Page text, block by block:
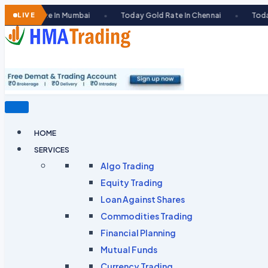
Skip
to
content
LIVE
Mumbai ● Today Gold Rate In Chennai ● Today Gold Rate In
HOME
SERVICES
Algo Trading
Equity Trading
Loan Against Shares​
Commodities Trading
Financial Planning
Mutual Funds